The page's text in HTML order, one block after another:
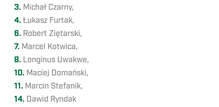
3. Michał Czarny,
4. Łukasz Furtak,
6. Robert Ziętarski,
7. Marcel Kotwica,
8. Longinus Uwakwe,
10. Maciej Domański,
11. Marcin Stefanik,
14. Dawid Ryndak